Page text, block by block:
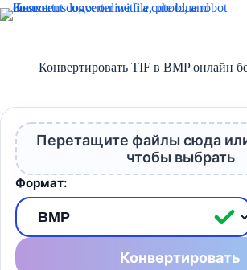
Перейти
к
Конвертировать TIF в BMP онлайн
Перетащите файлы сюда
чтобы выбрать
Формат:
Конвертировать